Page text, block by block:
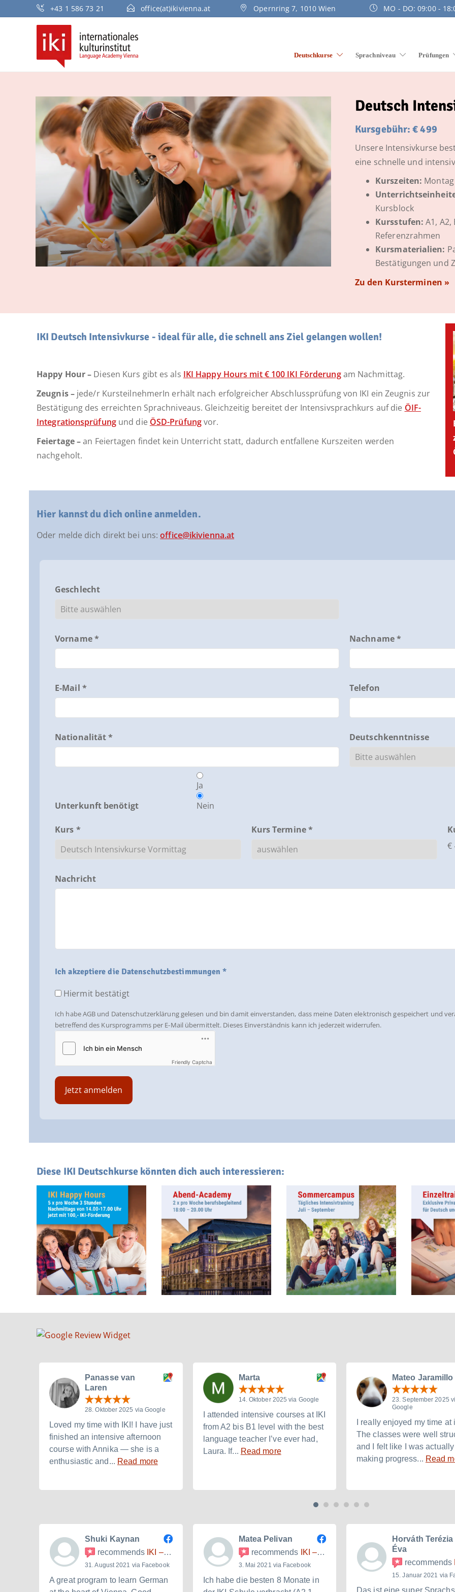
+43 1 586 73 21 office(at)ikivienna.at Opernring 7, 1010 Wien MO - DO: 09:00 -
Deutschkurse Sprachniveau Prüfungen
Deutsch
Kursgebühr: € 499
Unsere Intensivkurse
eine schnelle und
Kurszeiten:
Kursblock
Kursstufen: A1,
Referenzrahmen
Kursmaterialien:
Bestätigungen und
Zu den Kursterminen »
IKI Deutsch Intensivkurse - ideal für alle, die schnell ans Ziel gelangen wollen!
Happy Hour – Diesen Kurs gibt es als IKI Happy Hours mit € 100 IKI Förderungam Nachmittag.
Zeugnis –jede/r KursteilnehmerIn erhält nach erfolgreicher Abschlussprüfung von IKI ein Zeugnis zur
Bestätigung des erreichten Sprachniveaus. Gleichzeitig bereitet der Intensivsprachkurs auf die ÖIF-
Integrationsprüfungund die ÖSD-Prüfungvor.
Feiertage –an Feiertagen findet kein Unterricht statt, dadurch entfallene Kurszeiten werden
nachgeholt.
Hier kannst du dich online anmelden.
Oder melde dich direkt bei uns:office@ikivienna.at
Geschlecht
Vorname * Nachname *
E-Mail * Telefon
Nationalität * Deutschkenntnisse
Unterkunft benötigt
Ja
Nein
Kurs * Kurs Termine *
€
Nachricht
Ich akzeptiere die Datenschutzbestimmungen *
Hiermit bestätigt
Ich habe AGB und Datenschutzerklärung gelesen und bin damit einverstanden, dass meine Daten elektronisch gespeichert und
betreffend des Kursprogramms per E-Mail übermittelt. Dieses Einverständnis kann ich jederzeit widerrufen.
Friendly Captcha
Diese IKI Deutschkurse könnten dich auch interessieren:
Panasse van
Laren
28. Oktober 2025 via Google
Loved my time with IKI! I have just
finished an intensive afternoon
course with Annika — she is a
enthusiastic and... Read more
Marta
14. Oktober 2025 via Google
I attended intensive courses at IKI
from A2 bis B1 level with the best
language teacher I’ve ever had,
Laura. If... Read more
Mateo Jaramillo
23. September 2025
Google
I really enjoyed my time at
The classes were well
and I felt like I was actually
making progress... Read
Shuki Kaynan
recommends IKI – Internationales Kulturinstitut
31. August 2021 via Facebook
A great program to learn German
Matea Pelivan
recommends
IKI – Internationales Kulturinstitut
3. Mai 2021 via Facebook
Ich habe die besten 8 Monate in
Horváth Terézia
Éva
recommends
15. Januar 2021 via